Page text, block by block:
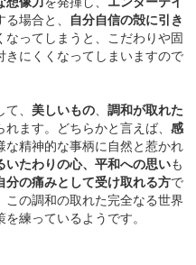
場合と、
自分自信の殻に引き
ってしまうと、こだわりや固
にくくなってしまいますので
、 美しいもの
調和が取れた
れます。どちらかと言えば、 感
な精神的な事柄に自然と惹かれ
いたわりの心、平和への思いも
分の痛みとして受け取れる方で
この調和の取れた完全なる世界
練っているようです。